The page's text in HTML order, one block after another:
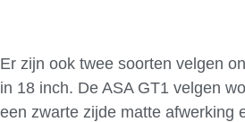
Er zijn ook twee soorten velgen
in 18 inch. De ASA GT1 velgen
een zwarte zijde matte afwerking